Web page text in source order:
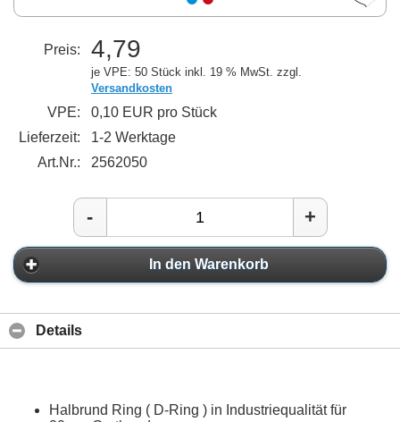
Preis: 4,79
je VPE: 50 Stück inkl. 19 % MwSt. zzgl.
Versandkosten
VPE:
0,10 EUR pro Stück
Lieferzeit:
1-2 Werktage
Art.Nr.:
2562050
- +
In den Warenkorb
Details
Halbrund Ring ( D-Ring ) in Industriequalität für